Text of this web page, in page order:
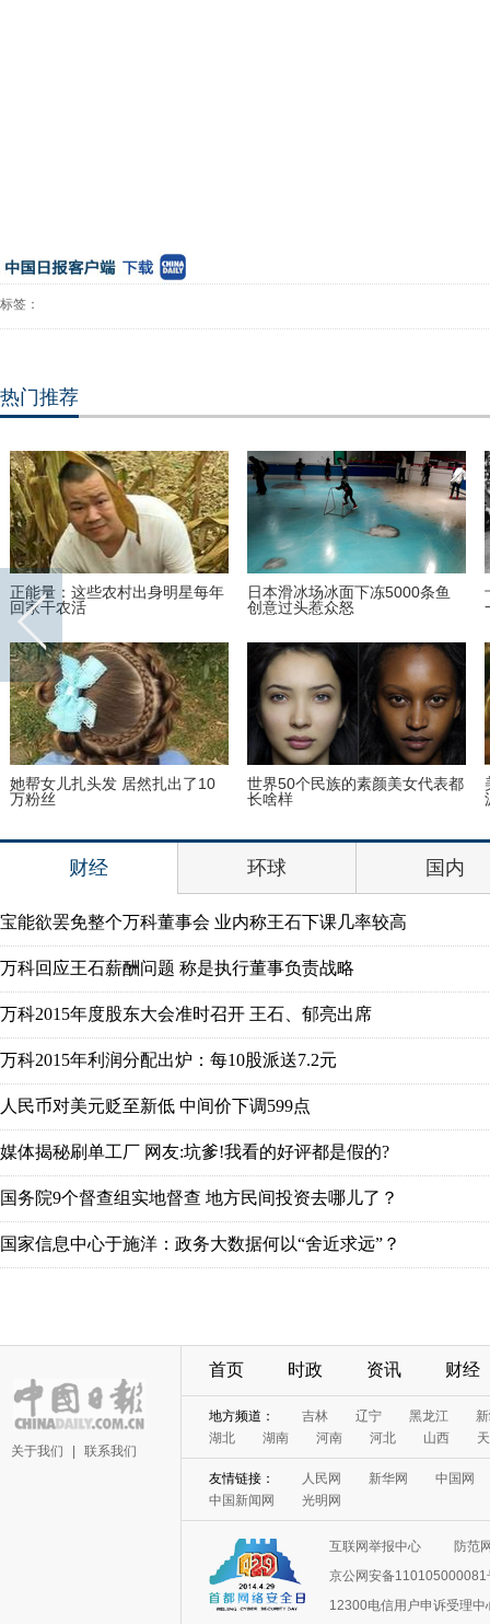
标签：
热门推荐
正能量：这些农村出身明星每年
回家干农活
日本滑冰场冰面下冻5000条鱼
创意过头惹众怒
她帮女儿扎头发 居然扎出了10
万粉丝
世界50个民族的素颜美女代表都
长啥样
财经 环球 国内
宝能欲罢免整个万科董事会 业内称王石下课几率较高
万科回应王石薪酬问题 称是执行董事负责战略
万科2015年度股东大会准时召开 王石、郁亮出席
万科2015年利润分配出炉：每10股派送7.2元
人民币对美元贬至新低 中间价下调599点
媒体揭秘刷单工厂 网友:坑爹!我看的好评都是假的?
国务院9个督查组实地督查 地方民间投资去哪儿了？
国家信息中心于施洋：政务大数据何以“舍近求远”？
关于我们 联系我们
首页 时政 资讯 财经
地方频道： 吉林 辽宁 黑龙江
湖北
湖南 河南 河北 山西
友情链接： 人民网 新华网
中国网
中国新闻网
光明网
互联网举报中心
防范
京公网安备110105000081
12300电信用户申诉受理中